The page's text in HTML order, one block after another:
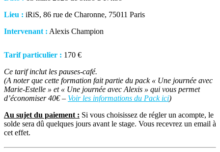
Lieu : iRiS, 86 rue de Charonne, 75011 Paris
Intervenant : Alexis Champion
Tarif particulier : 170 €
Ce tarif inclut les pauses-café.
(A noter que cette formation fait partie du pack « Une journée avec
Marie-Estelle » et « Une journée avec Alexis » qui vous permet
d’économiser 40€ – Voir les informations du Pack ici)
Au sujet du paiement : Si vous choisissez de régler un acompte, le
solde sera dû quelques jours avant le stage. Vous recevrez un email à
cet effet.